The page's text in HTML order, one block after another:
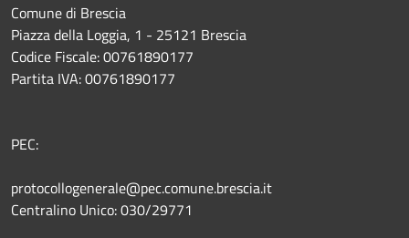
Comune di Brescia
Piazza della Loggia, 1 - 25121 Brescia
Codice Fiscale: 00761890177
Partita IVA: 00761890177
PEC:
protocollogenerale@pec.comune.brescia.it
Centralino Unico: 030/29771